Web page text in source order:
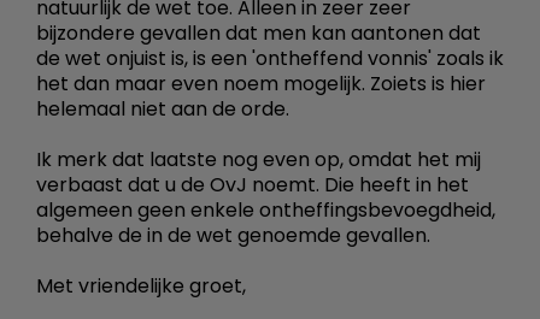
natuurlijk de wet toe. Alleen in zeer zeer
bijzondere gevallen dat men kan aantonen dat
de wet onjuist is, is een 'ontheffend vonnis' zoals ik
het dan maar even noem mogelijk. Zoiets is hier
helemaal niet aan de orde.
Ik merk dat laatste nog even op, omdat het mij
verbaast dat u de OvJ noemt. Die heeft in het
algemeen geen enkele ontheffingsbevoegdheid,
behalve de in de wet genoemde gevallen.
Met vriendelijke groet,